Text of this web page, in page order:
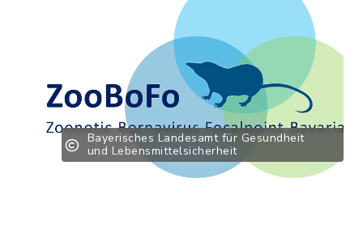
Bayerisches Landesamt für Gesundheit
und Lebensmittelsicherheit